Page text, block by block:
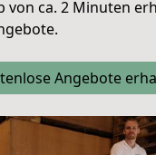
von ca. 2 Minuten
Angebote